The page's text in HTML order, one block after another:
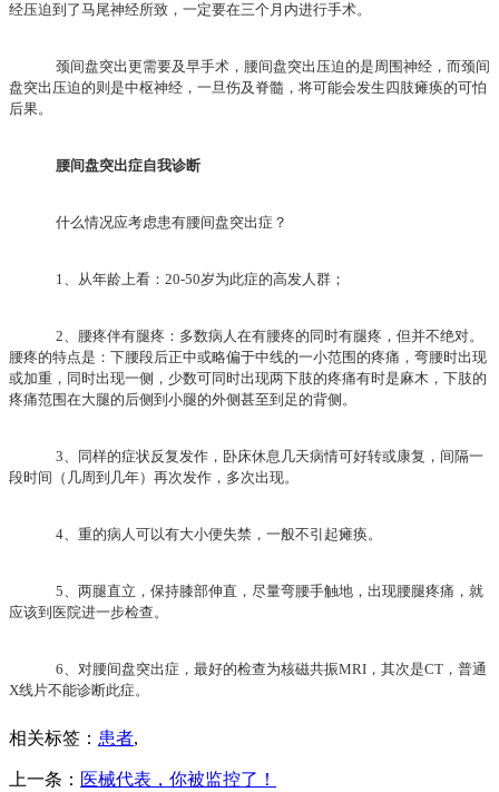
经压迫到了马尾神经所致，一定要在三个月内进行手术。
颈间盘突出更需要及早手术，腰间盘突出压迫的是周围神经，而颈间
盘突出压迫的则是中枢神经，一旦伤及脊髓，将可能会发生四肢瘫痪的可怕
后果。
腰间盘突出症自我诊断
什么情况应考虑患有腰间盘突出症？
1、从年龄上看：20-50岁为此症的高发人群；
2、腰疼伴有腿疼：多数病人在有腰疼的同时有腿疼，但并不绝对。
腰疼的特点是：下腰段后正中或略偏于中线的一小范围的疼痛，弯腰时出现
或加重，同时出现一侧，少数可同时出现两下肢的疼痛有时是麻木，下肢的
疼痛范围在大腿的后侧到小腿的外侧甚至到足的背侧。
3、同样的症状反复发作，卧床休息几天病情可好转或康复，间隔一
段时间（几周到几年）再次发作，多次出现。
4、重的病人可以有大小便失禁，一般不引起瘫痪。
5、两腿直立，保持膝部伸直，尽量弯腰手触地，出现腰腿疼痛，就
应该到医院进一步检查。
6、对腰间盘突出症，最好的检查为核磁共振MRI，其次是CT，普通
X线片不能诊断此症。
相关标签： 患者,
上一条： 医械代表，你被监控了！